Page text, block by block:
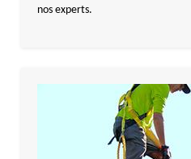
nos experts.